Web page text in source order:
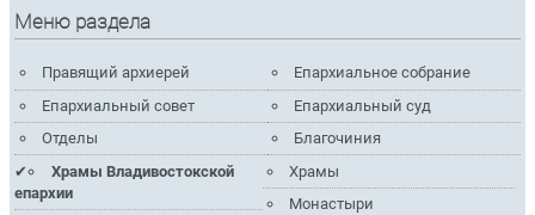
Меню раздела
Правящий архиерей
Епархиальное собрание
Епархиальный совет
Епархиальный суд
Отделы
Благочиния
Храмы Владивостокской
епархии
Храмы
Монастыри